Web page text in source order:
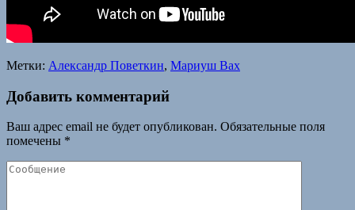
Метки: Александр Поветкин, Мариуш Вах
Добавить комментарий
Ваш адрес email не будет опубликован. Обязательные поля
помечены *